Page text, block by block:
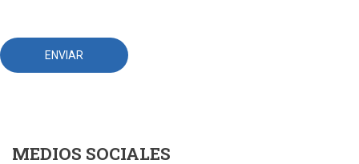
MEDIOS SOCIALES